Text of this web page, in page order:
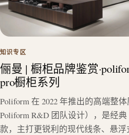
知识专区
俪曼 | 橱柜品牌鉴赏
pro橱柜系列
Poliform 在 2022 年推出的高端整
Poliform R&D 团队设计），是经
款，主打更锐利的现代线条、悬